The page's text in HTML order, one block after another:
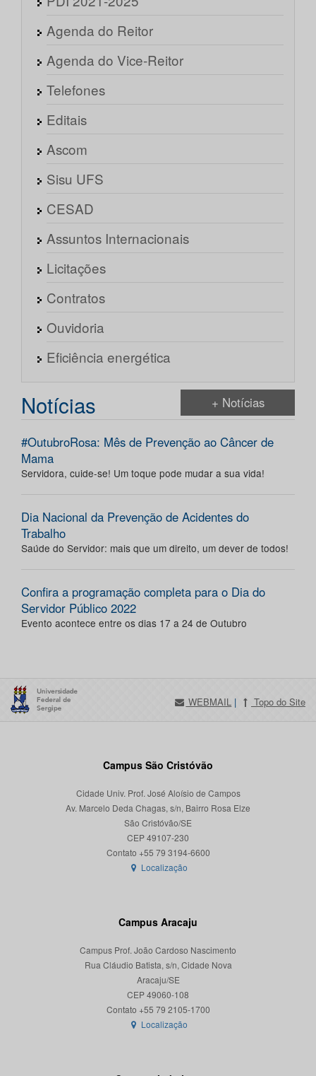
Agenda do Reitor
Agenda do Vice-Reitor
Telefones
Editais
Ascom
Sisu UFS
CESAD
Assuntos Internacionais
Licitações
Contratos
Ouvidoria
Eficiência energética
Notícias + Notícias
#OutubroRosa: Mês de Prevenção ao Câncer de
Mama
Servidora, cuide-se! Um toque pode mudar a sua vida!
Dia Nacional da Prevenção de Acidentes do
Trabalho
Saúde do Servidor: mais que um direito, um dever de todos!
Confira a programação completa para o Dia do
Servidor Público 2022
Evento acontece entre os dias 17 a 24 de Outubro
WEBMAIL | Topo do Site
Campus São Cristóvão
Cidade Univ. Prof. José Aloísio de Campos
Av. Marcelo Deda Chagas, s/n, Bairro Rosa Elze
São Cristóvão/SE
CEP 49107-230
Localização
Campus Aracaju
Campus Prof. João Cardoso Nascimento
Rua Cláudio Batista, s/n, Cidade Nova
Aracaju/SE
CEP 49060-108
Localização